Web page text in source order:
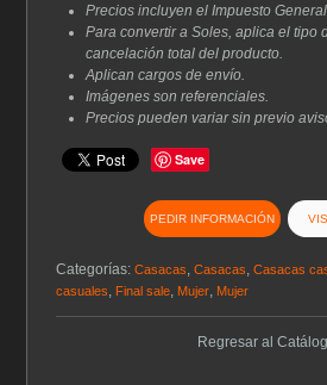
Precios incluyen el Impuesto
Para convertir a Soles, aplica el tipo
cancelación total del producto.
Aplican cargos de envío.
Imágenes son referenciales.
Precios pueden variar sin previo
Save
PEDIR INFORMACIÓN
Categorías:Casacas,Casacas,Casacas
casuales, Final sale, Mujer, Mujer
Regresar al